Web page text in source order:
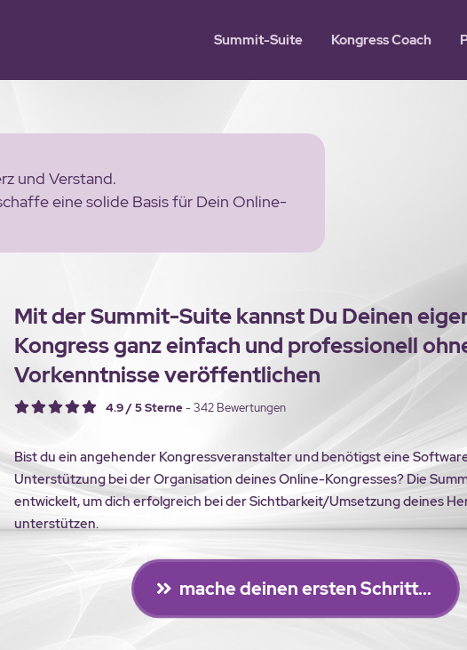
Summit-Suite Kongress Coach
und Verstand.
eine solide Basis für Dein Online-
Mit der Summit-Suite kannst Du Deinen
Kongress ganz einfach und professionell
Vorkenntnisse veröffentlichen
4.9 / 5 Sterne- 342 Bewertungen
Bist du ein angehender Kongressveranstalter und benötigst eine
Unterstützung bei der Organisation deines Online-Kongresses? Die
entwickelt, um dich erfolgreich bei der Sichtbarkeit/Umsetzung deines
unterstützen.
mache deinen ersten Schritt...